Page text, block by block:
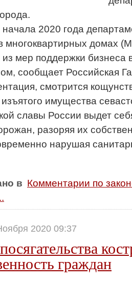
2020 года
многоквартирных домах
из мер поддержки бизнеса
сообщает Российская
смотрится
изъятого имущества
славы России выдет
разоряя их
нарушая
в Комментарии по
2020 09:37
граждан